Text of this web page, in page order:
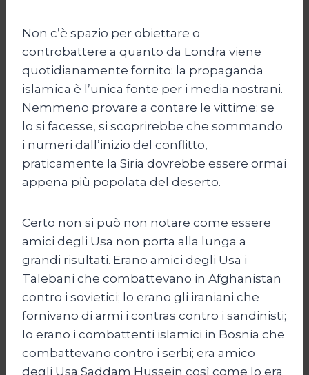
Non c’è spazio per obiettare o
controbattere a quanto da Londra viene
quotidianamente fornito: la propaganda
islamica è l’unica fonte per i media nostrani.
Nemmeno provare a contare le vittime: se
lo si facesse, si scoprirebbe che sommando
i numeri dall’inizio del conflitto,
praticamente la Siria dovrebbe essere ormai
appena più popolata del deserto.
Certo non si può non notare come essere
amici degli Usa non porta alla lunga a
grandi risultati. Erano amici degli Usa i
Talebani che combattevano in Afghanistan
contro i sovietici; lo erano gli iraniani che
fornivano di armi i contras contro i sandinisti;
lo erano i combattenti islamici in Bosnia che
combattevano contro i serbi; era amico
degli Usa Saddam Hussein così come lo era